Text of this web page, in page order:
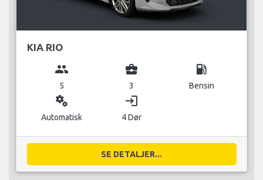
KIA RIO
group
5
business_center
3
local_gas_station
Bensin
miscellaneous_services
Automatisk
login
4 Dør
SE DETALJER...